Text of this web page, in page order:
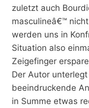
zuletzt auch
masculineâ€™
werden uns in
Situation also
Zeigefinger
Der Autor
beeindruckende
in Summe etwas